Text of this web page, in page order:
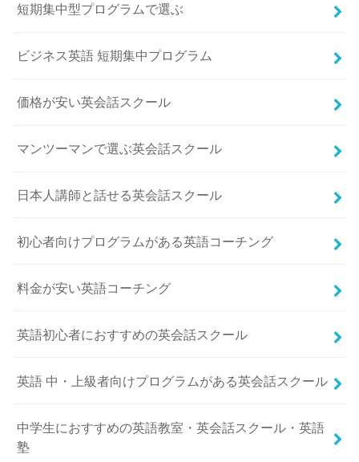
短期集中型プログラムで選ぶ
ビジネス英語 短期集中プログラム
価格が安い英会話スクール
マンツーマンで選ぶ英会話スクール
日本人講師と話せる英会話スクール
初心者向けプログラムがある英語コーチング
料金が安い英語コーチング
英語初心者におすすめの英会話スクール
英語 中・上級者向けプログラムがある英会話スクール
中学生におすすめの英語教室・英会話スクール・英語
塾